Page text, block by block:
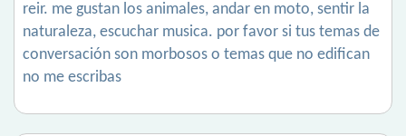
reir. me gustan los animales, andar en moto, sentir la
naturaleza, escuchar musica. por favor si tus temas de
conversación son morbosos o temas que no edifican
no me escribas